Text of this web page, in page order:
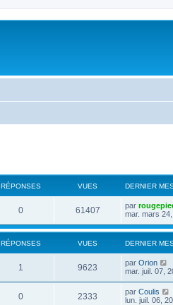
RÉPONSES VUES DERNIER
0 61407 par
mar. mars
RÉPONSES VUES DERNIER
1 9623 par Orion
mar. juil. 07,
0 2333 par Coulis
lun. juil. 06,